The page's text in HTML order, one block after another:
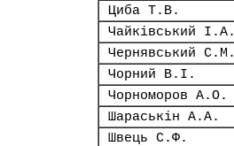
Циба Т.В.
Чайківський І.А.
Чернявський С.М.
Чорний В.І.
Чорноморов А.О.
Шараськін А.А.
Швець С.Ф.